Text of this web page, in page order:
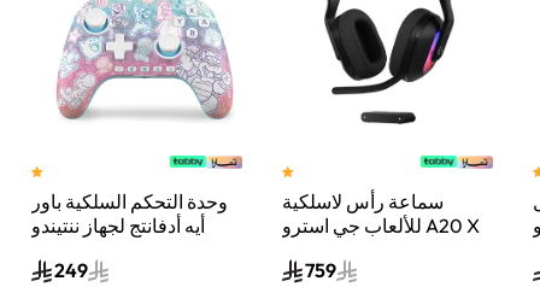
وحدة التحكم السلكية باور
أيه أدفانتج لجهاز ننتيندو
249
سماعة رأس لاسلكية
للألعاب جي استرو A20 X
لبلايستيشن 5 واكس بوكس
759